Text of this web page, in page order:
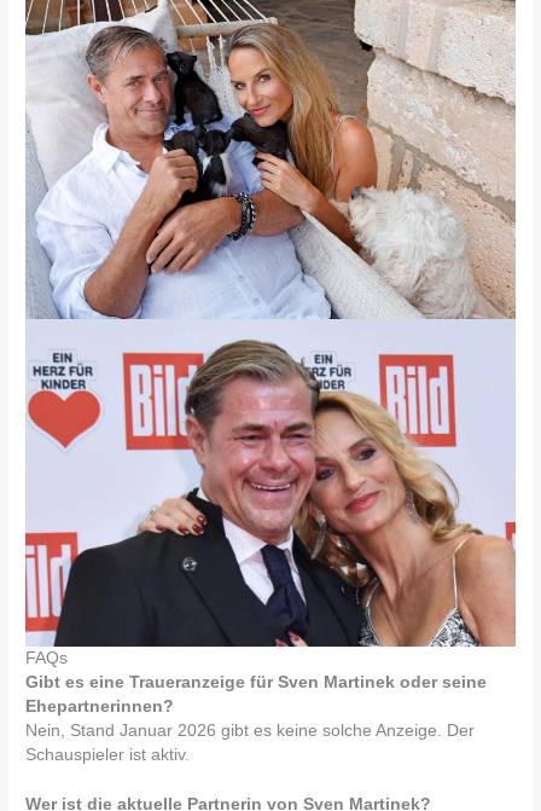
FAQs
Gibt es eine Traueranzeige für Sven Martinek oder seine
Ehepartnerinnen?
Nein, Stand Januar 2026 gibt es keine solche Anzeige. Der
Schauspieler ist aktiv.
Wer ist die aktuelle Partnerin von Sven Martinek?